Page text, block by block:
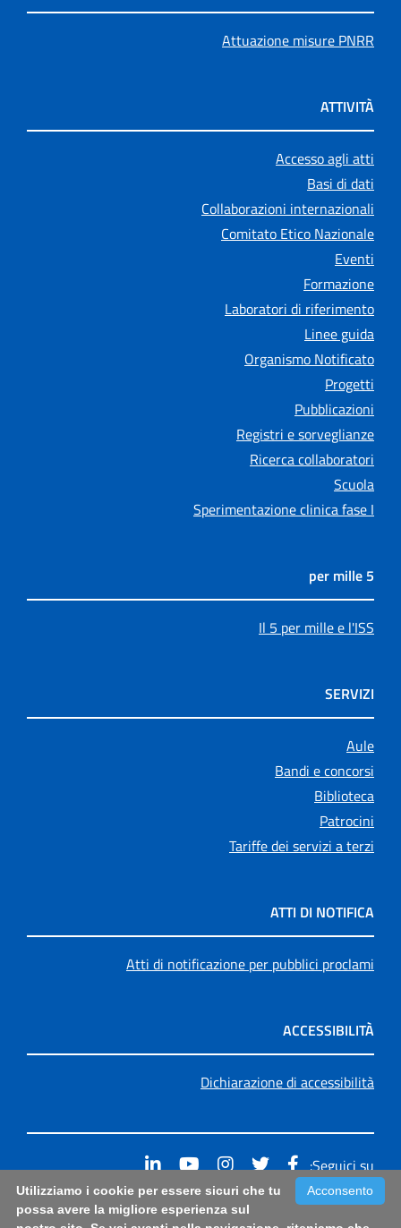
Attuazione misure PNRR
ATTIVITÀ
Accesso agli atti
Basi di dati
Collaborazioni internazionali
Comitato Etico Nazionale
Eventi
Formazione
Laboratori di riferimento
Linee guida
Organismo Notificato
Progetti
Pubblicazioni
Registri e sorveglianze
Ricerca collaboratori
Scuola
Sperimentazione clinica fase I
5 per mille
Il 5 per mille e l'ISS
SERVIZI
Aule
Bandi e concorsi
Biblioteca
Patrocini
Tariffe dei servizi a terzi
ATTI DI NOTIFICA
Atti di notificazione per pubblici proclami
ACCESSIBILITÀ
Dichiarazione di accessibilità
Seguici su:
Accessibilità: form di segnalazione di prima istanza per
Acconsento
Utilizziamo i cookie per essere sicuri che tu
possa avere la migliore esperienza sul